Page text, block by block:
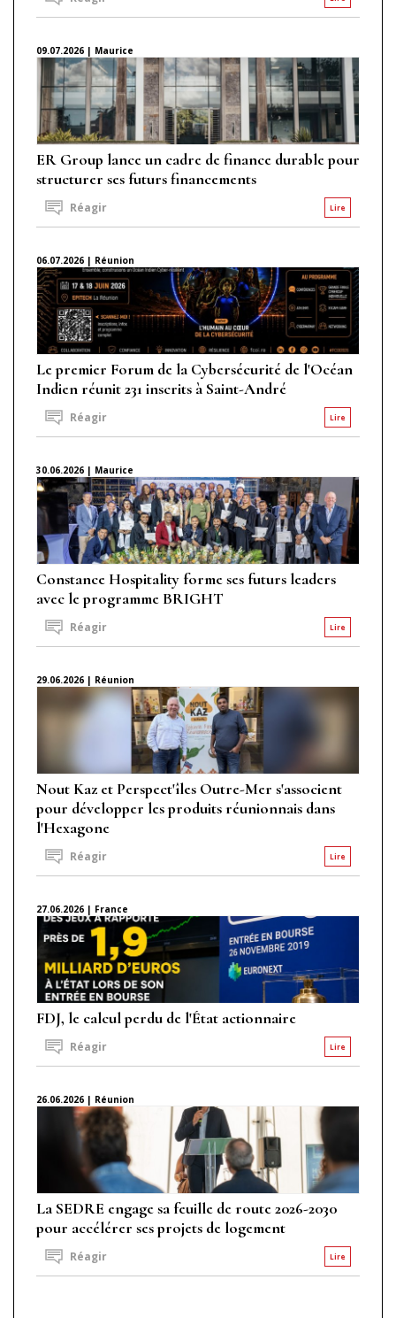
09.07.2026 | Maurice
ER Group lance un cadre de finance durable pour
structurer ses futurs financements
Lire
Réagir
06.07.2026 | Réunion
Le premier Forum de la Cybersécurité de l'Océan
Indien réunit 231 inscrits à Saint-André
Lire
Réagir
30.06.2026 | Maurice
Constance Hospitality forme ses futurs leaders
avec le programme BRIGHT
Lire
Réagir
29.06.2026 | Réunion
Nout Kaz et Perspect'îles Outre-Mer s'associent
pour développer les produits réunionnais dans
l'Hexagone
Lire
Réagir
27.06.2026 | France
FDJ, le calcul perdu de l'État actionnaire
Lire
Réagir
26.06.2026 | Réunion
La SEDRE engage sa feuille de route 2026-2030
pour accélérer ses projets de logement
Lire
Réagir